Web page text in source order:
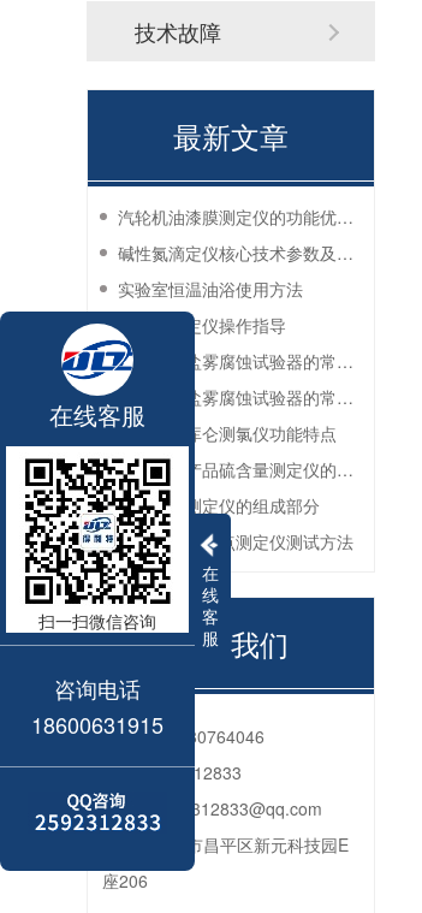
技术故障
最新文章
汽轮机油漆膜测定仪的功能优势有哪些？
碱性氮滴定仪核心技术参数及应用说明
实验室恒温油浴使用方法
过滤性测定仪操作指导
防锈油脂盐雾腐蚀试验器的常见故障与解决方法
防锈油脂盐雾腐蚀试验器的常见故障与解决方法
全自动微库仑测氯仪功能特点
深色石油产品硫含量测定仪的工作环境要求
油品色度测定仪的组成部分
石油产品苯胺点测定仪测试方法
联系我们
电话：010-80764046
QQ：2592312833
邮箱：2592312833@qq.com
北京市昌平区新元科技园E
座206
在
线
客
服
在线客服
扫一扫微信咨询
咨询电话
18600631915